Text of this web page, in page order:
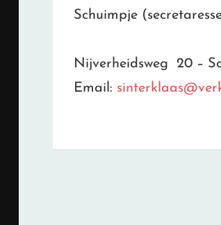
Schuimpje
Nijverheidsweg 20 –
Email: